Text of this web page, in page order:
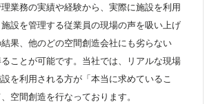
業務の実績や経験から、実際に施設を利用
設を管理する従業員の現場の声を吸い上げ
果、他のどの空間創造会社にも劣らない
ることが可能です。当社では、リアルな現場
を利用される方が「本当に求めているこ
空間創造を行なっております。